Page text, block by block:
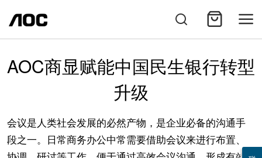
AOC商显赋能中国民生银行转型
升级
会议是人类社会发展的必然产物，是企业必备的沟通手
段之一。日常商务办公中常需要借助会议来进行布置、